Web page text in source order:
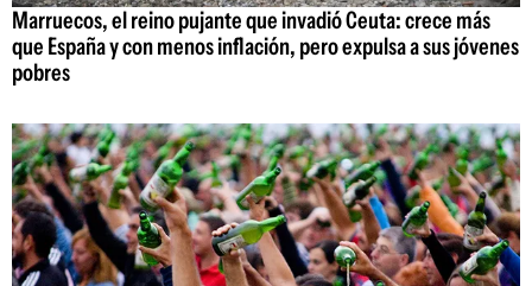
Marruecos, el reino pujante que invadió Ceuta: crece más
que España y con menos inflación, pero expulsa a sus jóvenes
pobres